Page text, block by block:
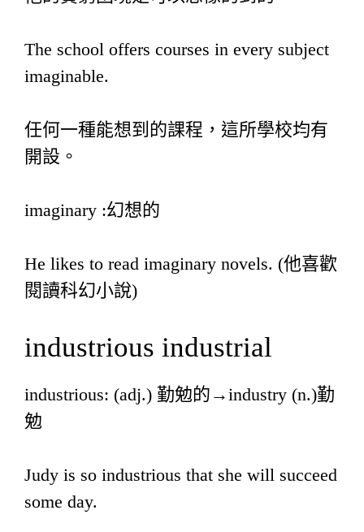
The school offers courses in every subject
imaginable.
任何一種能想到的課程，這所學校均有
開設。
imaginary :幻想的
He likes to read imaginary novels. (他喜歡
閱讀科幻小說)
industrious industrial
industrious: (adj.) 勤勉的→industry (n.)勤
勉
Judy is so industrious that she will succeed
some day.